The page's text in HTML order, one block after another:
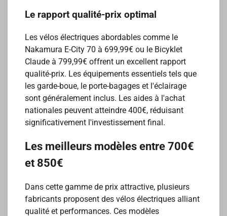
Le rapport qualité-prix optimal
Les vélos électriques abordables comme le
Nakamura E-City 70 à 699,99€ ou le Bicyklet
Claude à 799,99€ offrent un excellent rapport
qualité-prix. Les équipements essentiels tels que
les garde-boue, le porte-bagages et l'éclairage
sont généralement inclus. Les aides à l'achat
nationales peuvent atteindre 400€, réduisant
significativement l'investissement final.
Les meilleurs modèles entre 700€
et 850€
Dans cette gamme de prix attractive, plusieurs
fabricants proposent des vélos électriques alliant
qualité et performances. Ces modèles